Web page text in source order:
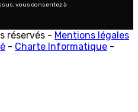
vous consentez à
réservés - Mentions légales
- Charte Informatique -